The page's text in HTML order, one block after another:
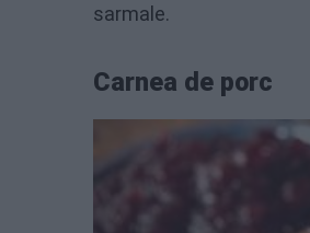
sarmale.
Carnea de porc